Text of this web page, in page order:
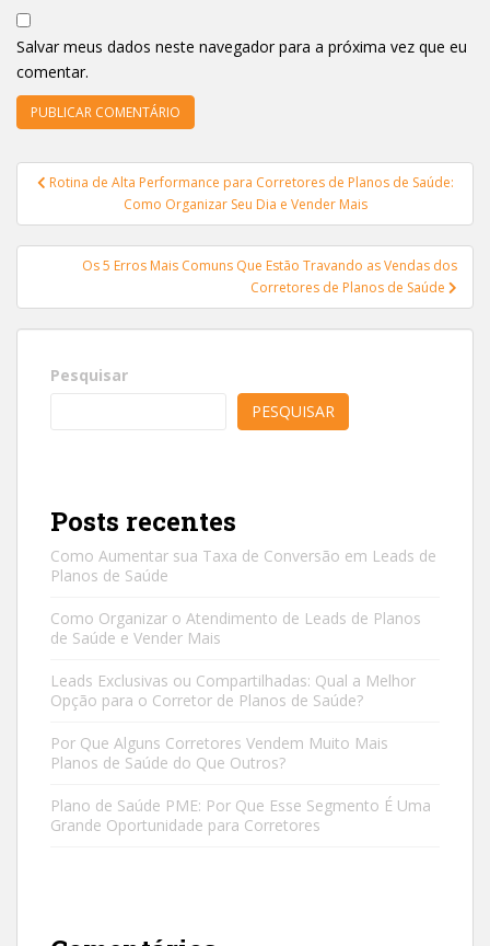
Salvar meus dados neste navegador para a próxima vez que eu
comentar.
Navegação
Post
Rotina de Alta Performance para Corretores de Planos de Saúde:
Como Organizar Seu Dia e Vender Mais
Os 5 Erros Mais Comuns Que Estão Travando as Vendas dos
Corretores de Planos de Saúde
Pesquisar
PESQUISAR
Posts recentes
Como Aumentar sua Taxa de Conversão em Leads de
Planos de Saúde
Como Organizar o Atendimento de Leads de Planos
de Saúde e Vender Mais
Leads Exclusivas ou Compartilhadas: Qual a Melhor
Opção para o Corretor de Planos de Saúde?
Por Que Alguns Corretores Vendem Muito Mais
Planos de Saúde do Que Outros?
Plano de Saúde PME: Por Que Esse Segmento É Uma
Grande Oportunidade para Corretores